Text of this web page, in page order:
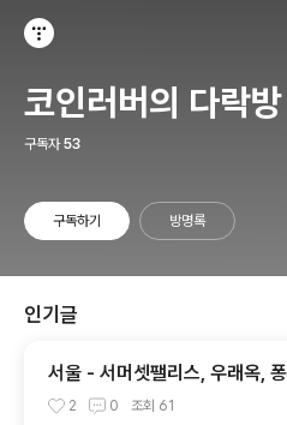
코인러버의 다락방
구독자 53
구독하기 방명록
인기글
서울 - 서머셋팰리스, 우래옥,
물트론스텔레, 안덕, 위아마틴파
2 0 조회 61